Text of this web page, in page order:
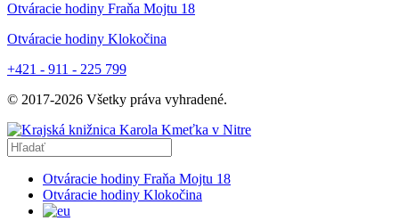
Otváracie hodiny Fraňa Mojtu 18
Otváracie hodiny Klokočina
+421 - 911 - 225 799
© 2017-2026 Všetky práva vyhradené.
Otváracie hodiny Fraňa Mojtu 18
Otváracie hodiny Klokočina